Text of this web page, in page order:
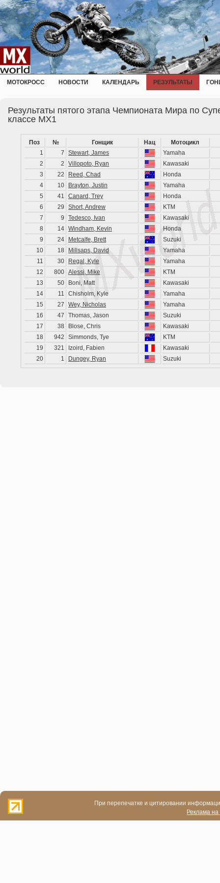
МОТОКРОСС НОВОСТИ КАЛЕНДАРЬ РЕЗУЛЬТАТЫ
Результаты пятого этапа Чемпионата Мира по
классе MX1
Поз № Гонщик Нац
Мотоцикл
1
7 Stewart, James
Yamaha
2
2 Villopoto, Ryan
Kawasaki
3
22 Reed, Chad
Honda
4
10 Brayton, Justin
Yamaha
5
41 Canard, Trey
Honda
6
29 Short, Andrew
KTM
7
9 Tedesco, Ivan
Kawasaki
8
14 Windham, Kevin
Honda
9
24 Metcalfe, Brett
Suzuki
10
18 Millsaps, David
Yamaha
11
30 Regal, Kyle
Yamaha
12
800 Alessi, Mike
KTM
13
50 Boni, Matt
Kawasaki
14
11 Chisholm, Kyle
Yamaha
15
27 Wey, Nicholas
Yamaha
16
47 Thomas, Jason
Suzuki
17
38 Blose, Chris
Kawasaki
18
942 Simmonds, Tye
KTM
19
321 Izoird, Fabien
Kawasaki
20
1 Dungey, Ryan Suzuki
При перепечатке и цитировании
Реклама на